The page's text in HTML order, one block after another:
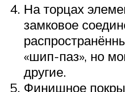
На торцах
замковое
«шип-паз», но
другие.
Финишное